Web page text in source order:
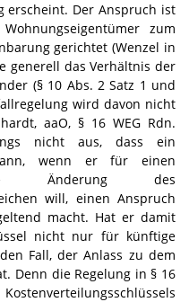
erscheint. Der Anspruch ist
zum
gerichtet (Wenzel in
generell das Verhältnis der
(§ 10 Abs. 2 Satz 1 und
wird davon nicht
aaO, § 16 WEG Rdn.
nicht aus, dass ein
wenn er für einen
Änderung des
will, einen Anspruch
macht. Hat er damit
nicht nur für künftige
Fall, der Anlass zu dem
Denn die Regelung in § 16